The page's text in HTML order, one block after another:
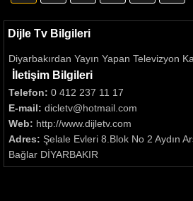
Dijle Tv Bilgileri
Diyarbakırdan Yayın Yapan Televizyon
İletişim Bilgileri
Telefon: 0 412 237 11 17
E-mail: dicletv@hotmail.com
Web: http://www.dijletv.com
Adres: Şelale Evleri 8.Blok No 2 Aydın
Bağlar DİYARBAKIR